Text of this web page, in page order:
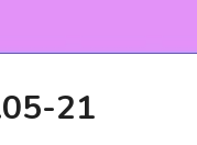
21